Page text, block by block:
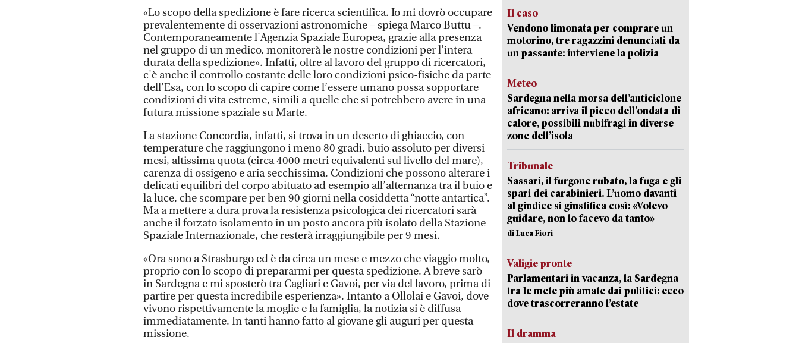
«Lo scopo della spedizione è fare ricerca scientifica. Io mi dovrò occupare
prevalentemente di osservazioni astronomiche – spiega Marco Buttu –.
Contemporaneamente l'Agenzia Spaziale Europea, grazie alla presenza
nel gruppo di un medico, monitorerà le nostre condizioni per l’intera
durata della spedizione». Infatti, oltre al lavoro del gruppo di ricercatori,
c'è anche il controllo costante delle loro condizioni psico-fisiche da parte
dell’Esa, con lo scopo di capire come l’essere umano possa sopportare
condizioni di vita estreme, simili a quelle che si potrebbero avere in una
futura missione spaziale su Marte.
La stazione Concordia, infatti, si trova in un deserto di ghiaccio, con
temperature che raggiungono i meno 80 gradi, buio assoluto per diversi
mesi, altissima quota (circa 4000 metri equivalenti sul livello del mare),
carenza di ossigeno e aria secchissima. Condizioni che possono alterare i
delicati equilibri del corpo abituato ad esempio all’alternanza tra il buio e
la luce, che scompare per ben 90 giorni nella cosiddetta “notte antartica”.
Ma a mettere a dura prova la resistenza psicologica dei ricercatori sarà
anche il forzato isolamento in un posto ancora più isolato della Stazione
Spaziale Internazionale, che resterà irraggiungibile per 9 mesi.
«Ora sono a Strasburgo ed è da circa un mese e mezzo che viaggio molto,
proprio con lo scopo di prepararmi per questa spedizione. A breve sarò
in Sardegna e mi sposterò tra Cagliari e Gavoi, per via del lavoro, prima di
partire per questa incredibile esperienza». Intanto a Ollolai e Gavoi, dove
vivono rispettivamente la moglie e la famiglia, la notizia si è diffusa
immediatamente. In tanti hanno fatto al giovane gli auguri per questa
missione.
Il caso
Vendono limonata per comprare un
motorino, tre ragazzini denunciati da
un passante: interviene la polizia
Meteo
Sardegna nella morsa dell’anticiclone
africano: arriva il picco dell’ondata di
calore, possibili nubifragi in diverse
zone dell’isola
Tribunale
Sassari, il furgone rubato, la fuga e gli
spari dei carabinieri. L’uomo davanti
al giudice si giustifica così: «Volevo
guidare, non lo facevo da tanto»
di Luca Fiori
Valigie pronte
Parlamentari in vacanza, la Sardegna
tra le mete più amate dai politici: ecco
dove trascorreranno l’estate
Il dramma